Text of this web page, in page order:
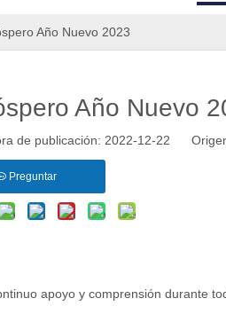
Año Nuevo 2023
Año Nuevo
de publicación: 2022-12-22
Preguntar
apoyo y comprensión durante